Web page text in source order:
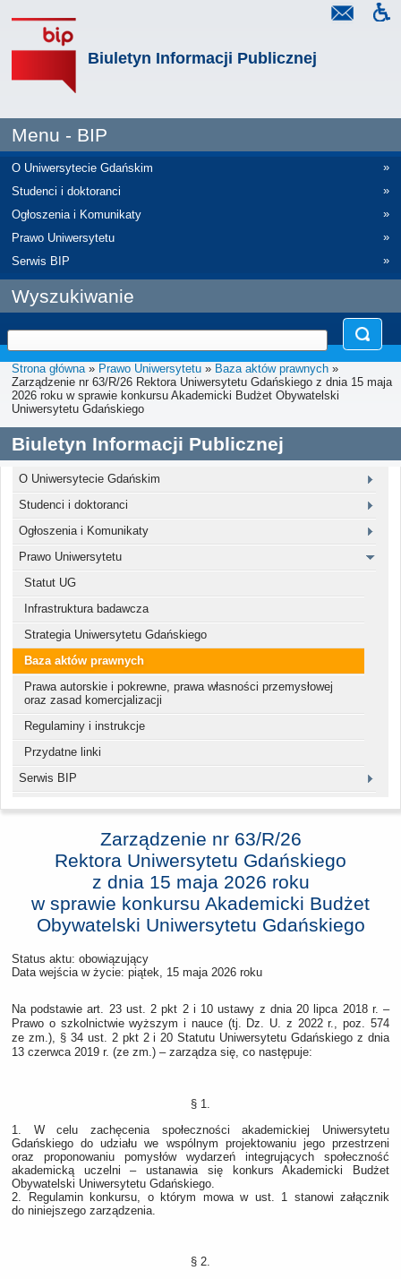
Biuletyn Informacji Publicznej
Menu - BIP
O Uniwersytecie Gdańskim
»
Studenci i doktoranci
»
Ogłoszenia i Komunikaty
»
Prawo Uniwersytetu
»
Serwis BIP
»
Wyszukiwanie
Strona główna» Prawo Uniwersytetu » Baza aktów prawnych »
Zarządzenie nr 63/R/26 Rektora Uniwersytetu Gdańskiego z dnia 15 maja
2026 roku w sprawie konkursu Akademicki Budżet Obywatelski
Uniwersytetu Gdańskiego
Biuletyn Informacji Publicznej
O Uniwersytecie Gdańskim
Studenci i doktoranci
Ogłoszenia i Komunikaty
Prawo Uniwersytetu
Statut UG
Infrastruktura badawcza
Strategia Uniwersytetu Gdańskiego
Baza aktów prawnych
Prawa autorskie i pokrewne, prawa własności przemysłowej
oraz zasad komercjalizacji
Regulaminy i instrukcje
Przydatne linki
Serwis BIP
Zarządzenie nr 63/R/26
Rektora Uniwersytetu Gdańskiego
z dnia 15 maja 2026 roku
w sprawie konkursu Akademicki Budżet
Obywatelski Uniwersytetu Gdańskiego
Status aktu: obowiązujący
Data wejścia w życie: piątek, 15 maja 2026 roku
Na podstawie art. 23 ust. 2 pkt 2 i 10 ustawy z dnia 20 lipca 2018 r. –
Prawo o szkolnictwie wyższym i nauce (tj. Dz. U. z 2022 r., poz. 574
ze zm.), § 34 ust. 2 pkt 2 i 20 Statutu Uniwersytetu Gdańskiego z dnia
13 czerwca 2019 r. (ze zm.) – zarządza się, co następuje:
§ 1.
1. W celu zachęcenia społeczności akademickiej Uniwersytetu
Gdańskiego do udziału we wspólnym projektowaniu jego przestrzeni
oraz proponowaniu pomysłów wydarzeń integrujących społeczność
akademicką uczelni – ustanawia się konkurs Akademicki Budżet
Obywatelski Uniwersytetu Gdańskiego.
2. Regulamin konkursu, o którym mowa w ust. 1 stanowi załącznik
do niniejszego zarządzenia.
§ 2.